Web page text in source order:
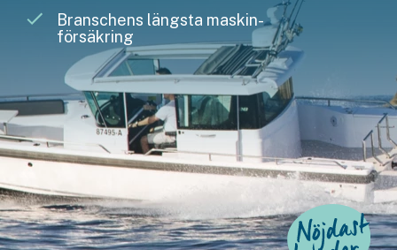
Snöskoterförsäkring
ATV-försäkring
Släpvagnsförsäkring
Husvagnsförsäkring
Mc-försäkring
Branschens längsta maskin­­
försäkring